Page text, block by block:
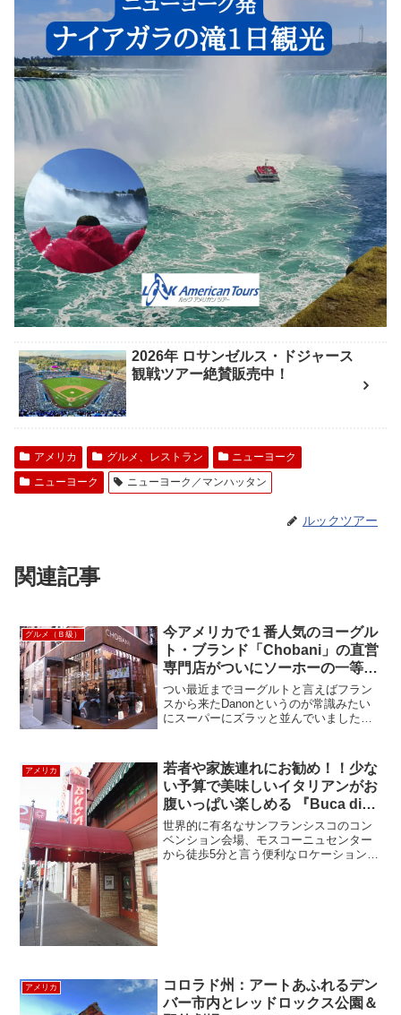
2026年 ロサンゼルス・ドジャース
観戦ツアー絶賛販売中！
アメリカ グルメ、レストラン
ニューヨーク
ニューヨーク
ニューヨーク／マンハッタン
ルックツアー
関連記事
グルメ（Ｂ級）
今アメリカで１番人気のヨーグル
ト・ブランド「Chobani」の直営
専門店がついにソーホーの一等地
にオープン！
つい最近までヨーグルトと言えばフラン
スから来たDanonというのが常識みたい
にスーパーにズラッと並んでいました
CHOBANIヨーグルトの専門店が昨年の8
月にソーホーの一等地...
アメリカ
若者や家族連れにお勧め！！少な
い予算で美味しいイタリアンがお
腹いっぱい楽しめる 『Buca di
Beppo』
世界的に有名なサンフランシスコのコン
ベンション会場、モスコーニュセンター
から徒歩5分と言う便利なロケーション
アメリカ
コロラド州：アートあふれるデン
バー市内とレッドロックス公園＆